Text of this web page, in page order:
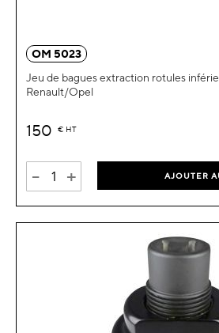
OM 5023
Jeu de bagues extraction rotules
Renault/Opel
150 € HT
- + AJOUTER